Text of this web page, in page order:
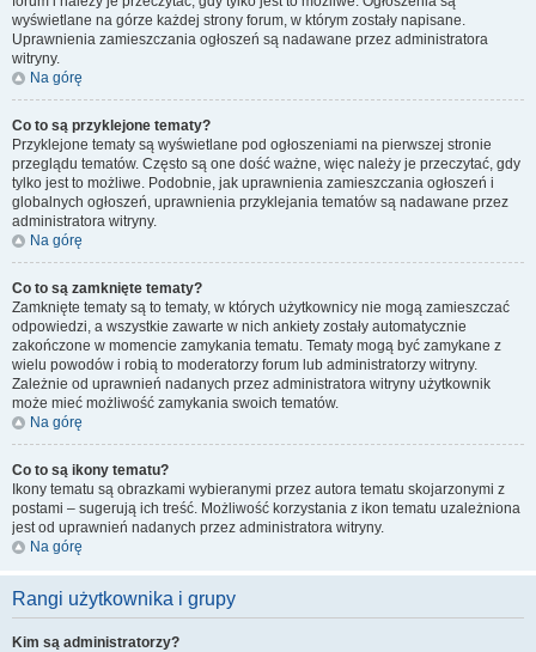
wyświetlane na górze każdej strony forum, w którym zostały napisane.
Uprawnienia zamieszczania ogłoszeń są nadawane przez administratora
witryny.
Na górę
Co to są przyklejone tematy?
Przyklejone tematy są wyświetlane pod ogłoszeniami na pierwszej stronie
przeglądu tematów. Często są one dość ważne, więc należy je przeczytać, gdy
tylko jest to możliwe. Podobnie, jak uprawnienia zamieszczania ogłoszeń i
globalnych ogłoszeń, uprawnienia przyklejania tematów są nadawane przez
administratora witryny.
Na górę
Co to są zamknięte tematy?
Zamknięte tematy są to tematy, w których użytkownicy nie mogą zamieszczać
odpowiedzi, a wszystkie zawarte w nich ankiety zostały automatycznie
zakończone w momencie zamykania tematu. Tematy mogą być zamykane z
wielu powodów i robią to moderatorzy forum lub administratorzy witryny.
Zależnie od uprawnień nadanych przez administratora witryny użytkownik
może mieć możliwość zamykania swoich tematów.
Na górę
Co to są ikony tematu?
Ikony tematu są obrazkami wybieranymi przez autora tematu skojarzonymi z
postami – sugerują ich treść. Możliwość korzystania z ikon tematu uzależniona
jest od uprawnień nadanych przez administratora witryny.
Na górę
Rangi użytkownika i grupy
Kim są administratorzy?